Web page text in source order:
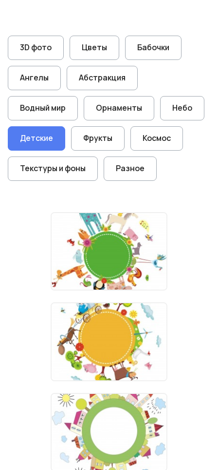
3D фото Цветы Бабочки
Ангелы Абстракция
Водный мир Орнаменты Небо
Детские Фрукты Космос
Текстуры и фоны Разное